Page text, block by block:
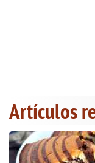
Artículos